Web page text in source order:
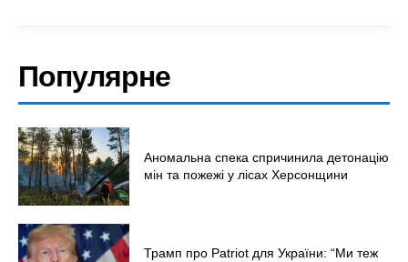
Технології
Популярне
Аномальна спека спричинила детонацію
мін та пожежі у лісах Херсонщини
Трамп про Patriot для України: “Ми теж